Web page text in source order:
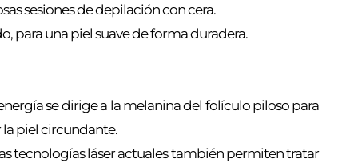
sesiones de depilación con cera.
para una piel suave de forma duradera.
se dirige a la melanina del folículo piloso para
la piel circundante.
tecnologías láser actuales también permiten tratar